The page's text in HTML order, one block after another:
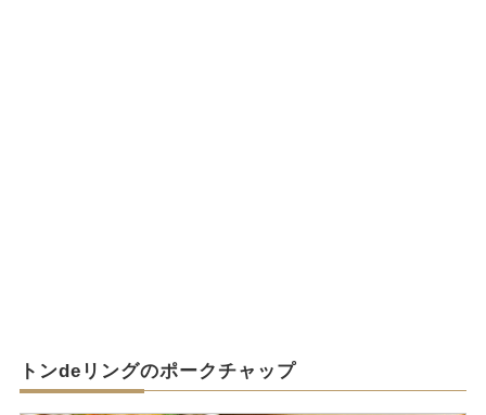
トンdeリングのポークチャップ